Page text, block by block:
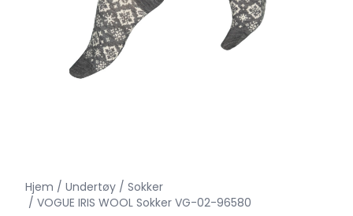
Hjem / Undertøy / Sokker
/ VOGUE IRIS WOOL Sokker VG-02-96580